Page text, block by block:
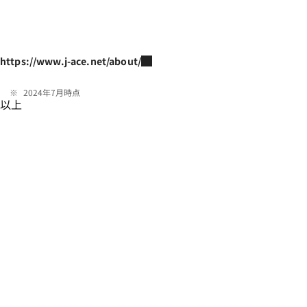
https://www.j-ace.net/about/
2024年7月時点
以上